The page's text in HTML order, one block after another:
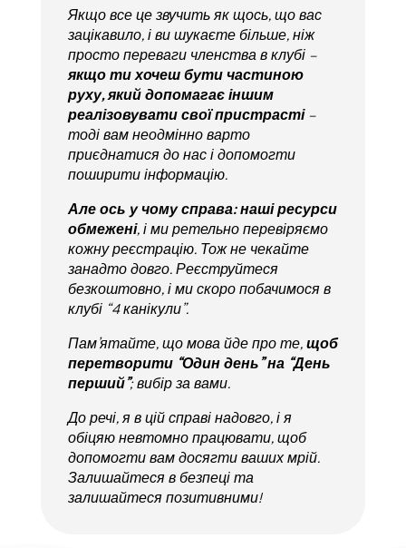
Якщо все це звучить як щось, що вас
зацікавило, і ви шукаєте більше, ніж
просто переваги членства в клубі –
якщо ти хочеш бути частиною
руху, який допомагає іншим
реалізовувати свої пристрасті–
тоді вам неодмінно варто
приєднатися до нас і допомогти
поширити інформацію.
Але ось у чому справа: наші ресурси
обмежені, і ми ретельно перевіряємо
кожну реєстрацію. Тож не чекайте
занадто довго. Реєструйтеся
безкоштовно, і ми скоро побачимося в
клубі “4 канікули”.
Пам’ятайте, що мова йде про те,щоб
перетворити “Один день” на “День
перший”; вибір за вами.
До речі, я в цій справі надовго, і я
обіцяю невтомно працювати, щоб
допомогти вам досягти ваших мрій.
Залишайтеся в безпеці та
залишайтеся позитивними!